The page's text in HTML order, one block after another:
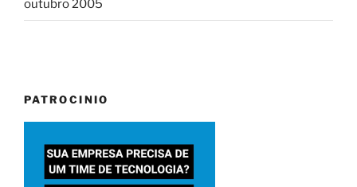
outubro 2005
PATROCINIO